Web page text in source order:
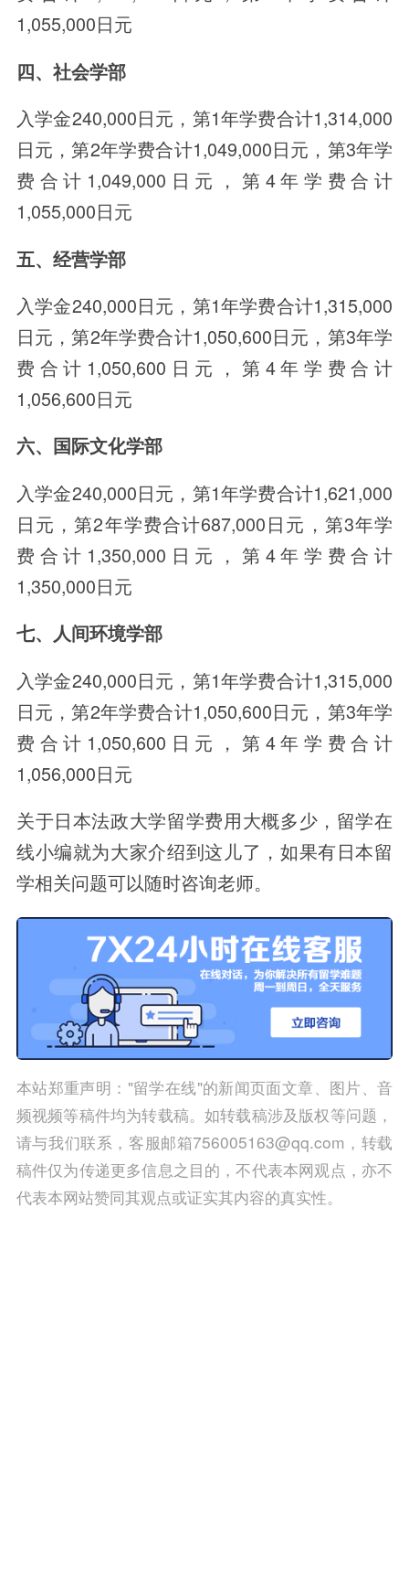
1,055,000日元
四、社会学部
入学金240,000日元，第1年学费合计1,314,000
日元，第2年学费合计1,049,000日元，第3年学
费合计1,049,000日元，第4年学费合计
1,055,000日元
五、经营学部
入学金240,000日元，第1年学费合计1,315,000
日元，第2年学费合计1,050,600日元，第3年学
费合计1,050,600日元，第4年学费合计
1,056,600日元
六、国际文化学部
入学金240,000日元，第1年学费合计1,621,000
日元，第2年学费合计687,000日元，第3年学
费合计1,350,000日元，第4年学费合计
1,350,000日元
七、人间环境学部
入学金240,000日元，第1年学费合计1,315,000
日元，第2年学费合计1,050,600日元，第3年学
费合计1,050,600日元，第4年学费合计
1,056,000日元
关于日本法政大学留学费用大概多少，留学在
线小编就为大家介绍到这儿了，如果有日本留
学相关问题可以随时咨询老师。
本站郑重声明："留学在线"的新闻页面文章、图片、音
频视频等稿件均为转载稿。如转载稿涉及版权等问题，
请与我们联系，客服邮箱756005163@qq.com，转载
稿件仅为传递更多信息之目的，不代表本网观点，亦不
代表本网站赞同其观点或证实其内容的真实性。